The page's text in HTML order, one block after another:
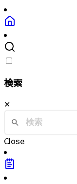
検索
✕
Close